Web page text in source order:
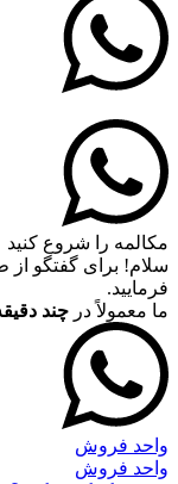
مکالمه را شروع کنید
سلام! برای گفتگو از
فرمایید.
ما معمولاً در چند
واحد فروش
واحد فروش